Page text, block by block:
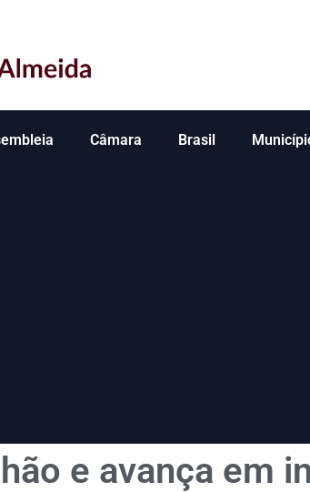
Câmara Brasil
e avança em